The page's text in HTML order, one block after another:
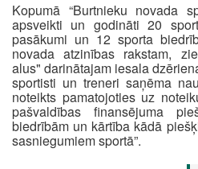
Kopumā “Burtnieku novada
apsveikti un godināti 20
pasākumi un 12 sporta
novada atzinības rakstam,
alus" darinātajam iesala
sportisti un treneri saņēma
noteikts pamatojoties uz
pašvaldības finansējuma
biedrībām un kārtība kādā
sasniegumiem sportā”.